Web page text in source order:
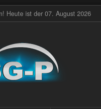
Heute ist der 07. August 2026